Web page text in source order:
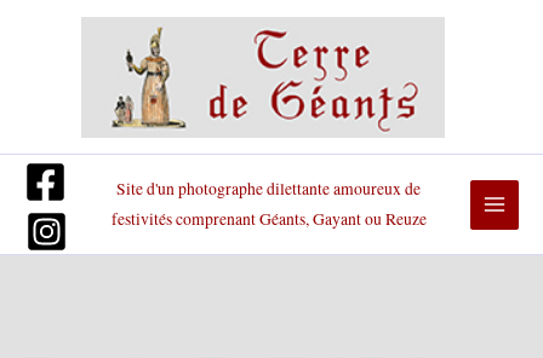
Site d'un photographe dilettante amoureux de
festivités comprenant Géants, Gayant ou Reuze